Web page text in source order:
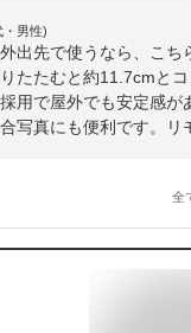
男性)
出先で使うなら、こ
たたむと約11.7cmと
用で屋外でも安定感
写真にも便利です。
全